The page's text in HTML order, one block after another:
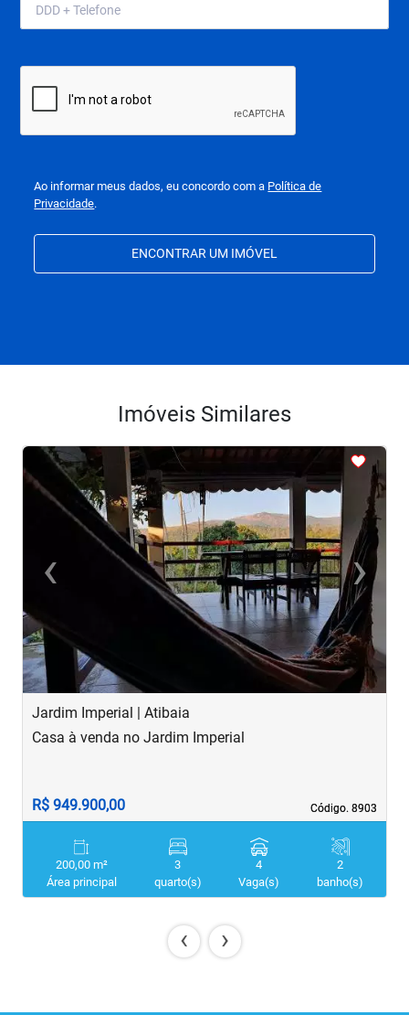
Ao informar meus dados, eu concordo com a Política de
Privacidade.
ENCONTRAR UM IMÓVEL
Imóveis Similares
< <<
‹Previous ›Next
Jardim Imperial | Atibaia
Código. 8903
Código. 8903
Casa à venda no Jardim Imperial
R$ 949.900,00
200,00 m²
Área principal
3
quarto(s)
4
Vaga(s)
2
banho(s)
‹ ›